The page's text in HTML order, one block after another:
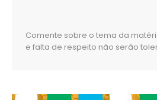
Comente sobre o tema da
e falta de respeito não serão